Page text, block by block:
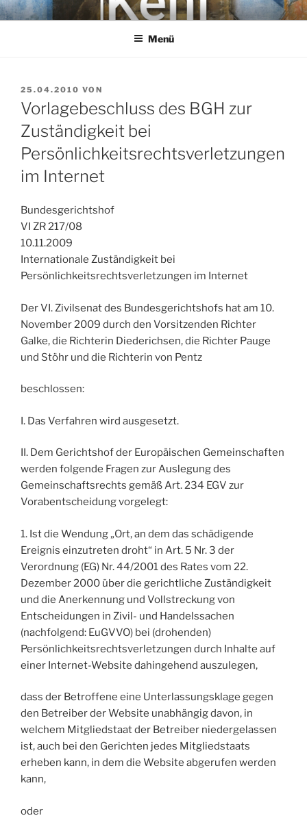
Zum
InhaltKEHL
Rechtsanwaltsgesellschaft mbH
Menü
VERÖFFENTLICHT
AM
25.04.2010 VON
Vorlagebeschluss des BGH zur
Zuständigkeit bei
Persönlichkeitsrechtsverletzungen
im Internet
Bundesgerichtshof
VI ZR 217/08
10.11.2009
Internationale Zuständigkeit bei
Persönlichkeitsrechtsverletzungen im Internet
Der VI. Zivilsenat des Bundesgerichtshofs hat am 10.
November 2009 durch den Vorsitzenden Richter
Galke, die Richterin Diederichsen, die Richter Pauge
und Stöhr und die Richterin von Pentz
beschlossen:
I. Das Verfahren wird ausgesetzt.
II. Dem Gerichtshof der Europäischen Gemeinschaften
werden folgende Fragen zur Auslegung des
Gemeinschaftsrechts gemäß Art. 234 EGV zur
Vorabentscheidung vorgelegt:
1. Ist die Wendung „Ort, an dem das schädigende
Ereignis einzutreten droht“ in Art. 5 Nr. 3 der
Verordnung (EG) Nr. 44/2001 des Rates vom 22.
Dezember 2000 über die gerichtliche Zuständigkeit
und die Anerkennung und Vollstreckung von
Entscheidungen in Zivil- und Handelssachen
(nachfolgend: EuGVVO) bei (drohenden)
Persönlichkeitsrechtsverletzungen durch Inhalte auf
einer Internet-Website dahingehend auszulegen,
dass der Betroffene eine Unterlassungsklage gegen
den Betreiber der Website unabhängig davon, in
welchem Mitgliedstaat der Betreiber niedergelassen
ist, auch bei den Gerichten jedes Mitgliedstaats
erheben kann, in dem die Website abgerufen werden
kann,
oder